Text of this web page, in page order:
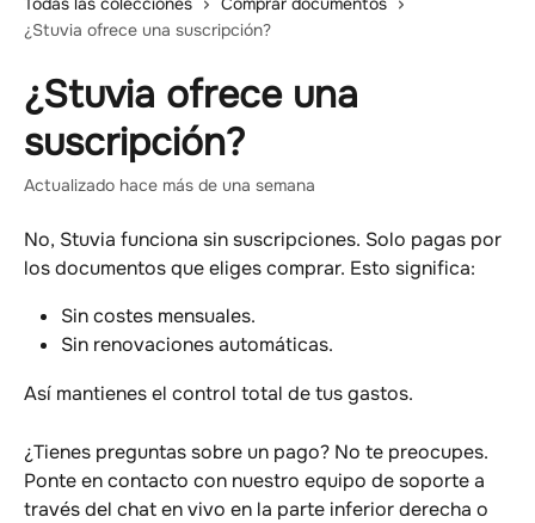
¿Stuvia ofrece una suscripción?
¿Stuvia ofrece una
suscripción?
Actualizado hace más de una semana
No, Stuvia funciona sin suscripciones. Solo pagas por
los documentos que eliges comprar. Esto significa:
Sin costes mensuales.
Sin renovaciones automáticas.
Así mantienes el control total de tus gastos.
¿Tienes preguntas sobre un pago? No te preocupes.
Ponte en contacto con nuestro equipo de soporte a
través del chat en vivo en la parte inferior derecha o